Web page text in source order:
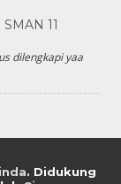
11
dilengkapi yaa
. Didukung